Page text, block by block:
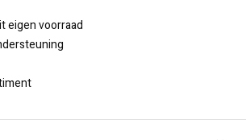
eigen voorraad